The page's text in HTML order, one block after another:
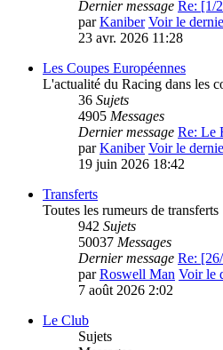
Dernier message Re: [1/
parKaniber Voir le
23 avr. 2026 11:28
Les Coupes Européennes
L'actualité du Racing dans les
36 Sujets
4905 Messages
Dernier message Re: Le
parKaniber Voir le
19 juin 2026 18:42
Transferts
Toutes les rumeurs de transferts
942 Sujets
50037 Messages
Dernier message Re:
parRoswell Man Voir le
7 août 2026 2:02
Le Club
Sujets